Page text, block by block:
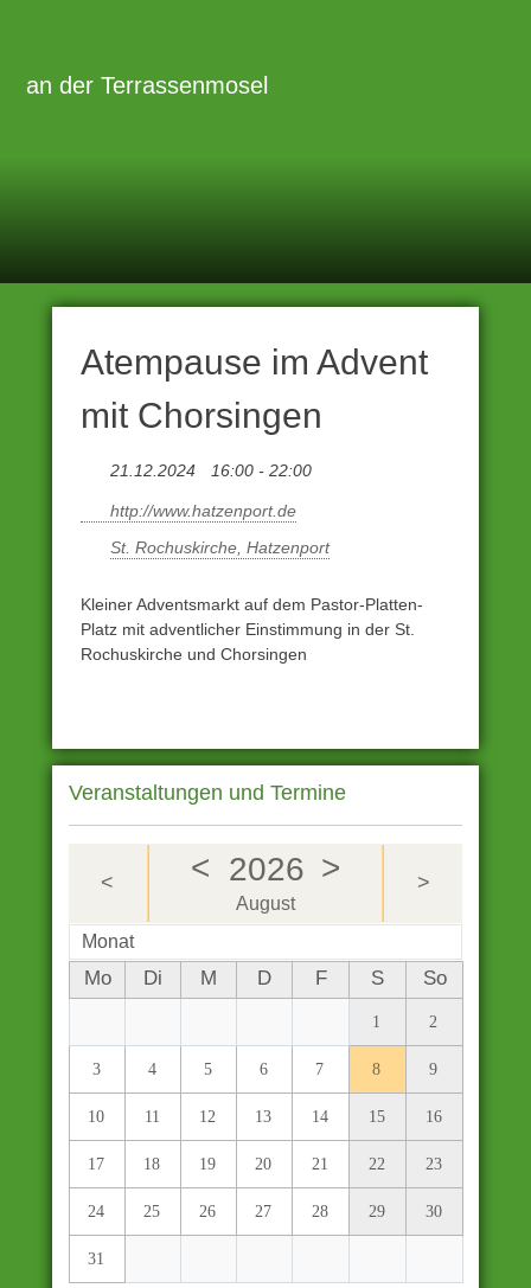
an der Terrassenmosel
Atempause im Advent
mit Chorsingen
21.12.2024 16:00 - 22:00
http://www.hatzenport.de
St. Rochuskirche, Hatzenport
Kleiner Adventsmarkt auf dem Pastor-Platten-
Platz mit adventlicher Einstimmung in der St.
Rochuskirche und Chorsingen
Veranstaltungen und Termine
< < 2026 >
August
>
Monat
Mo Di M D F S So
1 2
3 4 5 6 7 8 9
10 11 12 13 14 15 16
17 18 19 20 21 22 23
24 25 26 27 28 29 30
31